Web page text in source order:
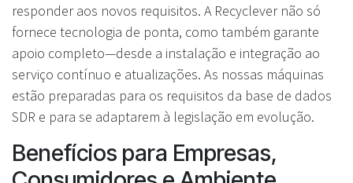
responder aos novos requisitos. A Recyclever não só
fornece tecnologia de ponta, como também garante
apoio completo—desde a instalação e integração ao
serviço contínuo e atualizações. As nossas máquinas
estão preparadas para os requisitos da base de dados
SDR e para se adaptarem à legislação em evolução.
Benefícios para Empresas,